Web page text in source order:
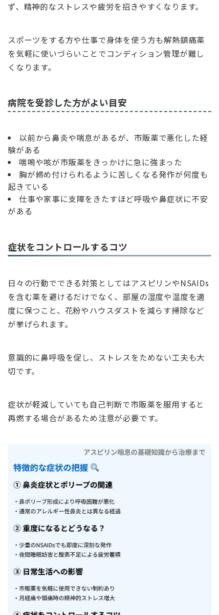
ず、精神的なストレスや疲労を招きやすくなります。
スポーツをする方や仕事で身体を使う方も解熱鎮痛薬
を気軽に使いづらいことでコンディション管理が難し
くなります。
病院を受診した方がよい目安
以前から鼻炎や喘息があるが、市販薬で悪化した経
験がある
喘鳴や咳が市販薬をきっかけに急に強まった
胸が締め付けられるように苦しくなる発作が何度も
起きている
仕事や家事に支障をきたすほど呼吸や鼻症状に不安
がある
症状をコントロールするコツ
日々の行動でできる対策としてはアスピリンやNSAIDs
を含む薬を避けるだけでなく、部屋の湿度や温度を適
度に保つこと、花粉やハウスダストを減らす掃除など
が挙げられます。
意識的に鼻呼吸を促し、ストレスをためない工夫も大
切です。
症状が軽減していても自己判断で市販薬を服用すると
再燃する場合があるため注意が必要です。